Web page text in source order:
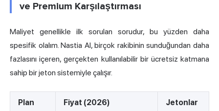
ve Premium Karşılaştırması
Maliyet genellikle ilk sorulan sorudur, bu yüzden daha
spesifik olalım. Nastia AI, birçok rakibinin sunduğundan daha
fazlasını içeren, gerçekten kullanılabilir bir ücretsiz katmana
sahip bir jeton sistemiyle çalışır.
Plan Fiyat (2026)
Jetonlar